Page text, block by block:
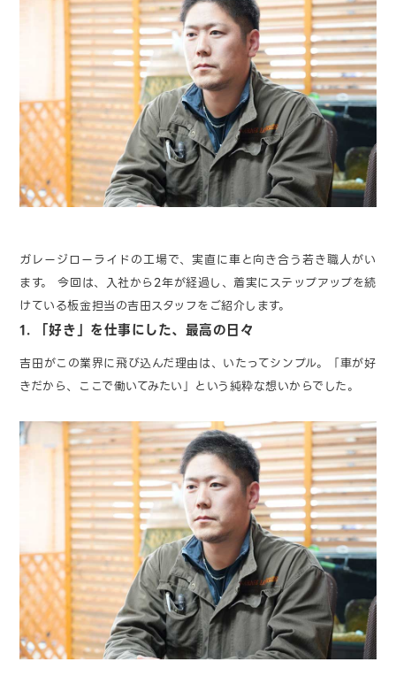
ガレージローライドの工場で、実直に車と向き合う若き職人がい
ます。 今回は、入社から2年が経過し、着実にステップアップを続
けている板金担当の吉田スタッフをご紹介します。
1. 「好き」を仕事にした、最高の日々
吉田がこの業界に飛び込んだ理由は、いたってシンプル。「車が好
きだから、ここで働いてみたい」という純粋な想いからでした。